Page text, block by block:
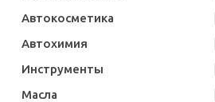
Автокосметика
Автохимия
Инструменты
Масла